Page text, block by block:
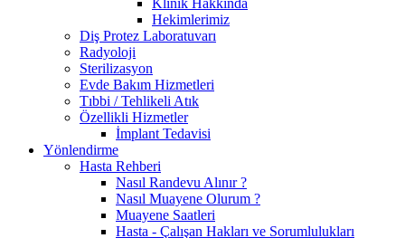
Hekimlerimiz
Diş Protez Laboratuvarı
Radyoloji
Sterilizasyon
Evde Bakım Hizmetleri
Tıbbi / Tehlikeli Atık
Özellikli Hizmetler
İmplant Tedavisi
Yönlendirme
Hasta Rehberi
Nasıl Randevu Alınır ?
Nasıl Muayene Olurum ?
Muayene Saatleri
Hasta - Çalışan Hakları ve Sorumlulukları